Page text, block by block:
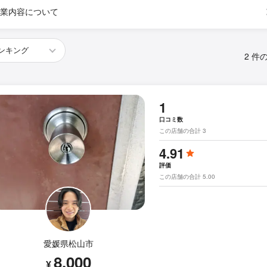
内容について
2 件
愛媛県松山市
8,000
1
口コミ数
この店舗の合計 3
4.91
評価
この店舗の合計 5.00